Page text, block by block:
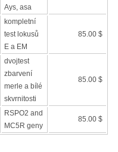
Ays, asa
kompletní
test lokusů
E a EM
85.00 $
dvojtest
zbarvení
merle a bílé
skvrnitosti
85.00 $
RSPO2 and
MC5R geny
85.00 $